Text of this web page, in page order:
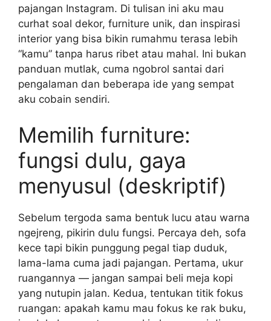
pajangan Instagram. Di tulisan ini aku mau
curhat soal dekor, furniture unik, dan inspirasi
interior yang bisa bikin rumahmu terasa lebih
“kamu” tanpa harus ribet atau mahal. Ini bukan
panduan mutlak, cuma ngobrol santai dari
pengalaman dan beberapa ide yang sempat
aku cobain sendiri.
Memilih furniture:
fungsi dulu, gaya
menyusul (deskriptif)
Sebelum tergoda sama bentuk lucu atau warna
ngejreng, pikirin dulu fungsi. Percaya deh, sofa
kece tapi bikin punggung pegal tiap duduk,
lama-lama cuma jadi pajangan. Pertama, ukur
ruangannya — jangan sampai beli meja kopi
yang nutupin jalan. Kedua, tentukan titik fokus
ruangan: apakah kamu mau fokus ke rak buku,